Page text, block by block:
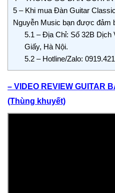
5 – Khi mua Đàn Guitar
Nguyễn Music bạn được đảm
5.1 – Địa Chỉ: Số 32B Dịch
Giấy, Hà Nội.
5.2– Hotline/Zalo:
– VIDEO REVIEW GUITAR
(Thùng khuyết)